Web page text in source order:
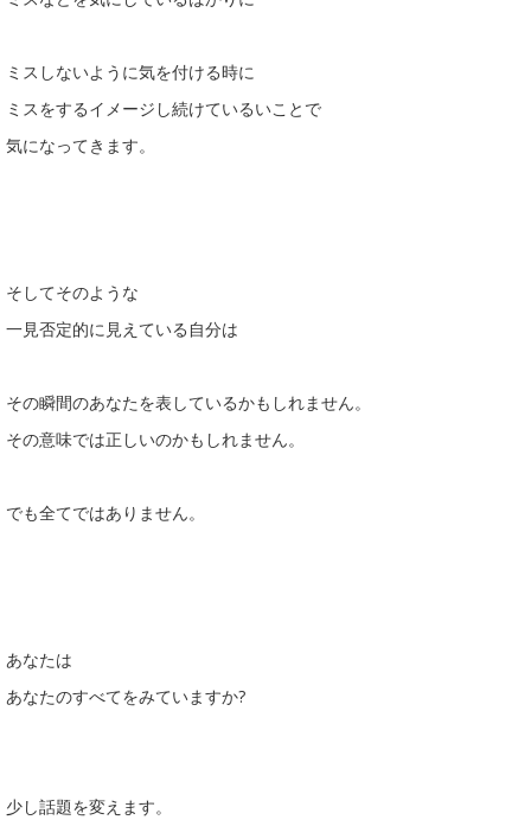
ミスしないように気を付ける時に
ミスをするイメージし続けているいことで
気になってきます。
そしてそのような
一見否定的に見えている自分は
その瞬間のあなたを表しているかもしれません。
その意味では正しいのかもしれません。
でも全てではありません。
あなたは
あなたのすべてをみていますか?
少し話題を変えます。